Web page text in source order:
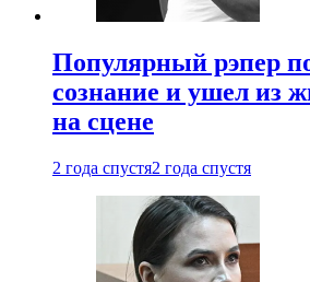
Популярный рэпер
сознание и ушел из
на сцене
2 года спустя2 года спустя